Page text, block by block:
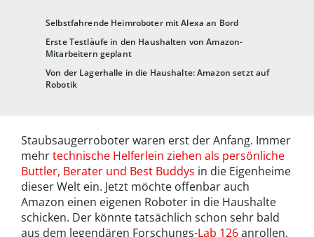
Selbstfahrende Heimroboter mit Alexa an Bord
Erste Testläufe in den Haushalten von Amazon-
Mitarbeitern geplant
Von der Lagerhalle in die Haushalte: Amazon setzt auf
Robotik
Staubsaugerroboter waren erst der Anfang. Immer
mehrtechnische Helferlein ziehen als persönliche
Buttler, Berater und Best Buddys in die Eigenheime
dieser Welt ein. Jetzt möchte offenbar auch
Amazon einen eigenen Roboter in die Haushalte
schicken. Der könnte tatsächlich schon sehr bald
aus dem legendären Forschungs-Lab 126anrollen.